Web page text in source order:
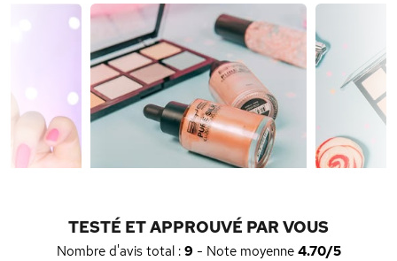
TESTÉ ET APPROUVÉ PAR VOUS
Nombre d'avis total : 9 - Note moyenne 4.70/5